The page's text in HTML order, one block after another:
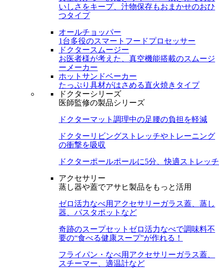
いしさをキープ、汁物保存もおまかせのおひ
つタイプ
オールチョッパー
1台多役のスマートフードプロセッサー
ドクタースムージー
お医者様が考えた、真空機能搭載のスムージ
ーメーカー
ホットサンドベーカー
たっぷり具材がはさめる直火焼きタイプ
ドクターシリーズ
医師監修の製品シリーズ
ドクターマット 調理中の足腰の負担を軽減
ドクターリビングストレッチやトレーニング
の衝撃を吸収
ドクターポールポールに5分、快適ストレッチ
アクセサリー
蒸し器や蓋でアサヒ製品をもっと活用
ゼロ活力なべ用アクセサリーガラス蓋、蒸し
器、パスタポットなど
奇跡のスープセット ゼロ活力なべで調味料不
要の“食べる健康スープ”が作れる！
フライパン・なべ用アクセサリーガラス蓋、
スチーマー、適温計など